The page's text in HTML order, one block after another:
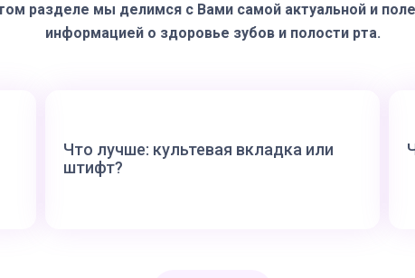
разделе мы делимся с Вами самой актуальной и
информацией о здоровье зубов и полости рта.
Что лучше: культевая вкладка или
штифт?